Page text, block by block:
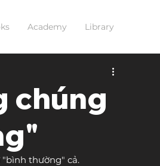
Academy Library
chúng
"bình thường" cả.